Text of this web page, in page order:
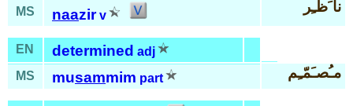
MS
naazir v
نا َظـِر
EN determined adj
MS
musammim part مـُصـَمّـِم